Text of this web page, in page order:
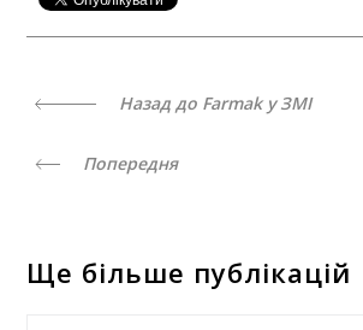
Назад до Farmak у ЗМІ
Попередня
Ще більше публікацій